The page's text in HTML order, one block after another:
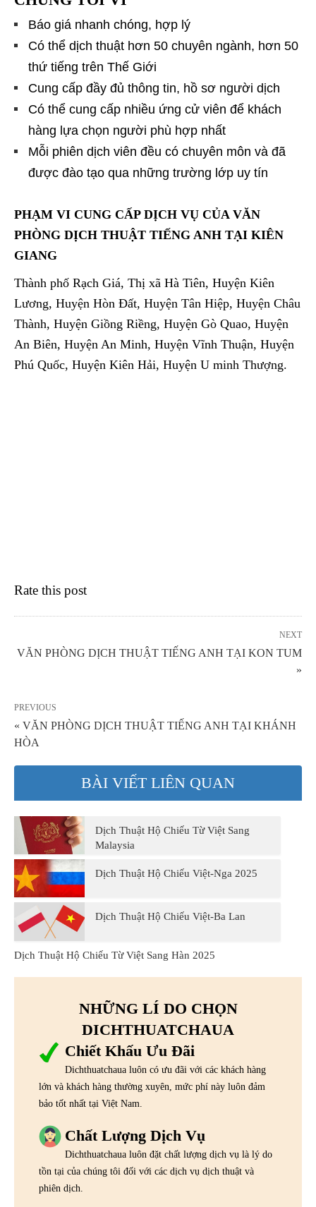
Báo giá nhanh chóng, hợp lý
Có thể dịch thuật hơn 50 chuyên ngành, hơn 50
thứ tiếng trên Thế Giới
Cung cấp đầy đủ thông tin, hồ sơ người dịch
Có thể cung cấp nhiều ứng cử viên để khách
hàng lựa chọn người phù hợp nhất
Mỗi phiên dịch viên đều có chuyên môn và đã
được đào tạo qua những trường lớp uy tín
PHẠM VI CUNG CẤP DỊCH VỤ CỦA VĂN
PHÒNG DỊCH THUẬT TIẾNG ANH TẠI KIÊN
GIANG
Thành phố Rạch Giá, Thị xã Hà Tiên, Huyện Kiên
Lương, Huyện Hòn Đất, Huyện Tân Hiệp, Huyện Châu
Thành, Huyện Giồng Riềng, Huyện Gò Quao, Huyện
An Biên, Huyện An Minh, Huyện Vĩnh Thuận, Huyện
Phú Quốc, Huyện Kiên Hải, Huyện U minh Thượng.
Rate this post
NEXT
VĂN PHÒNG DỊCH THUẬT TIẾNG ANH TẠI KON TUM
»
PREVIOUS
« VĂN PHÒNG DỊCH THUẬT TIẾNG ANH TẠI KHÁNH
HÒA
BÀI VIẾT LIÊN QUAN
Dịch Thuật Hộ Chiếu Từ Việt Sang
Malaysia
Dịch Thuật Hộ Chiếu Việt-Nga 2025
Dịch Thuật Hộ Chiếu Việt-Ba Lan
Dịch Thuật Hộ Chiếu Từ Việt Sang Hàn 2025
NHỮNG LÍ DO CHỌN
DICHTHUATCHAUA
Chiết Khấu Ưu Đãi
Dichthuatchaua luôn có ưu đãi với các khách hàng
lớn và khách hàng thường xuyên, mức phí này luôn đảm
bảo tốt nhất tại Việt Nam.
Chất Lượng Dịch Vụ
Dichthuatchaua luôn đặt chất lượng dịch vụ là lý do
tồn tại của chúng tôi đối với các dịch vụ dịch thuật và
phiên dịch.